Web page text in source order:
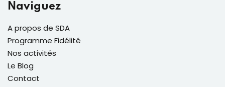
Naviguez
A propos de SDA
Programme Fidélité
Nos activités
Le Blog
Contact